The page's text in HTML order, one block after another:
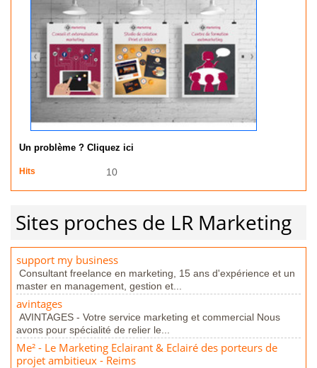
Un problème ? Cliquez ici
Hits 10
Sites proches de LR Marketing
support my business
Consultant freelance en marketing, 15 ans d'expérience et un
master en management, gestion et...
avintages
AVINTAGES - Votre service marketing et commercial Nous
avons pour spécialité de relier le...
Me² - Le Marketing Eclairant & Eclairé des porteurs de
projet ambitieux - Reims